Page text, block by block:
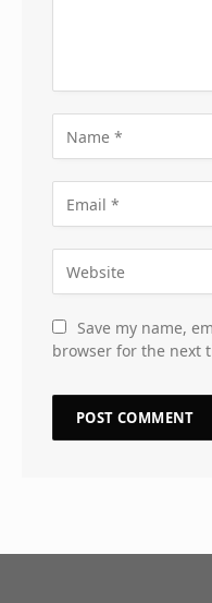
Save my name,
browser for the next